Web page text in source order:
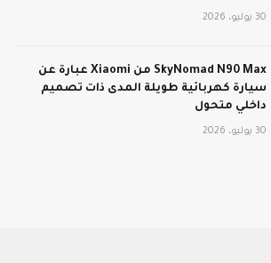
30 يوليو، 2026
SkyNomad N90 Max من Xiaomi عبارة عن
سيارة كهربائية طويلة المدى ذات تصميم
داخلي متحول
30 يوليو، 2026